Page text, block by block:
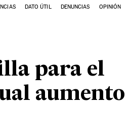
DATO ÚTIL DENUNCIAS OPINIÓN
para el
aumento